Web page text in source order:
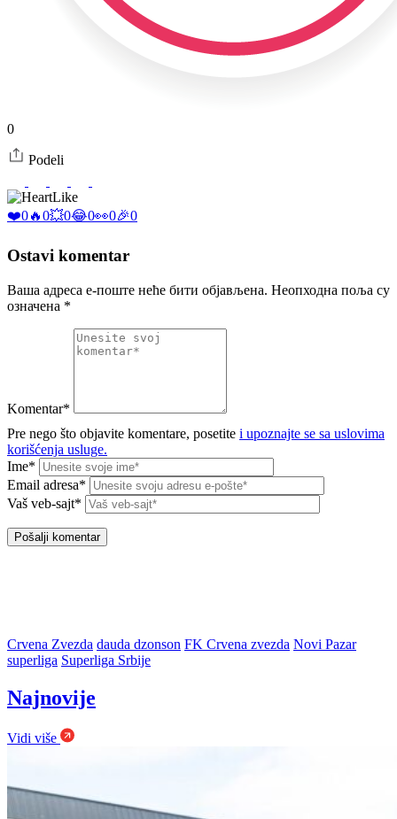
0
Podeli
Like
❤️0🔥0💥0😂0👀0🎉0
Ostavi komentar
Ваша адреса е-поште неће бити објављена. Неопходна поља су
означена *
Komentar*
Pre nego što objavite komentare, posetite i upoznajte se sa uslovima
korišćenja usluge.
Ime*
Email adresa*
Vaš veb-sajt*
Crvena Zvezda dauda dzonson FK Crvena zvezda Novi Pazar
superliga Superliga Srbije
Najnovije
Vidi više